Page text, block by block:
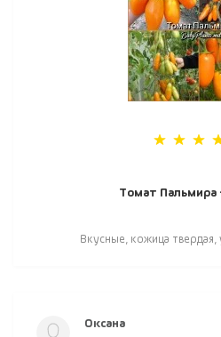
Томат Пальмира
Вкусные, кожица
Оксана